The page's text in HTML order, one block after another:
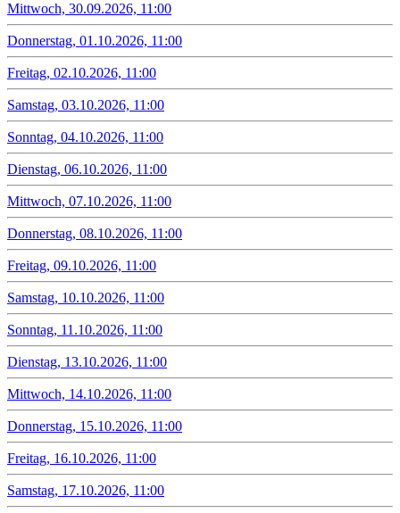
Mittwoch, 30.09.2026, 11:00
Donnerstag, 01.10.2026, 11:00
Freitag, 02.10.2026, 11:00
Samstag, 03.10.2026, 11:00
Sonntag, 04.10.2026, 11:00
Dienstag, 06.10.2026, 11:00
Mittwoch, 07.10.2026, 11:00
Donnerstag, 08.10.2026, 11:00
Freitag, 09.10.2026, 11:00
Samstag, 10.10.2026, 11:00
Sonntag, 11.10.2026, 11:00
Dienstag, 13.10.2026, 11:00
Mittwoch, 14.10.2026, 11:00
Donnerstag, 15.10.2026, 11:00
Freitag, 16.10.2026, 11:00
Samstag, 17.10.2026, 11:00